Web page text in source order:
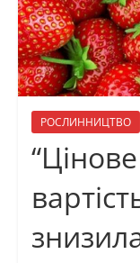
РОСЛИННИЦТВО